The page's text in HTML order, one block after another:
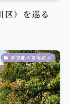
区）を巡る
東京都の斎場紹介